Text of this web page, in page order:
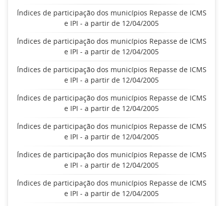
Índices de participação dos municípios Repasse de ICMS
e IPI - a partir de 12/04/2005
Índices de participação dos municípios Repasse de ICMS
e IPI - a partir de 12/04/2005
Índices de participação dos municípios Repasse de ICMS
e IPI - a partir de 12/04/2005
Índices de participação dos municípios Repasse de ICMS
e IPI - a partir de 12/04/2005
Índices de participação dos municípios Repasse de ICMS
e IPI - a partir de 12/04/2005
Índices de participação dos municípios Repasse de ICMS
e IPI - a partir de 12/04/2005
Índices de participação dos municípios Repasse de ICMS
e IPI - a partir de 12/04/2005